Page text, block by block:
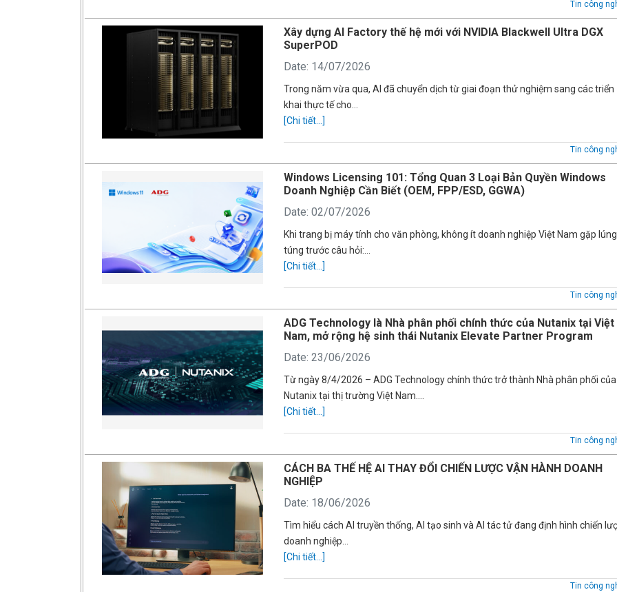
Tin công
Xây dựng AI Factory thế hệ mới với NVIDIA Blackwell Ultra DGX
SuperPOD
Date: 14/07/2026
Trong năm vừa qua, AI đã chuyển dịch từ giai đoạn thử nghiệm sang các triển
khai thực tế cho…
[Chi tiết...]
Tin công
Windows Licensing 101: Tổng Quan 3 Loại Bản Quyền Windows
Doanh Nghiệp Cần Biết (OEM, FPP/ESD, GGWA)
Date: 02/07/2026
Khi trang bị máy tính cho văn phòng, không ít doanh nghiệp Việt Nam gặp lúng
túng trước câu hỏi:…
[Chi tiết...]
Tin công
ADG Technology là Nhà phân phối chính thức của Nutanix tại Việt
Nam, mở rộng hệ sinh thái Nutanix Elevate Partner Program
Date: 23/06/2026
Từ ngày 8/4/2026 – ADG Technology chính thức trở thành Nhà phân phối của
Nutanix tại thị trường Việt Nam….
[Chi tiết...]
Tin công
CÁCH BA THẾ HỆ AI THAY ĐỔI CHIẾN LƯỢC VẬN HÀNH DOANH
NGHIỆP
Date: 18/06/2026
Tìm hiểu cách AI truyền thống, AI tạo sinh và AI tác tử đang định hình chiến
doanh nghiệp…
[Chi tiết...]
Tin công